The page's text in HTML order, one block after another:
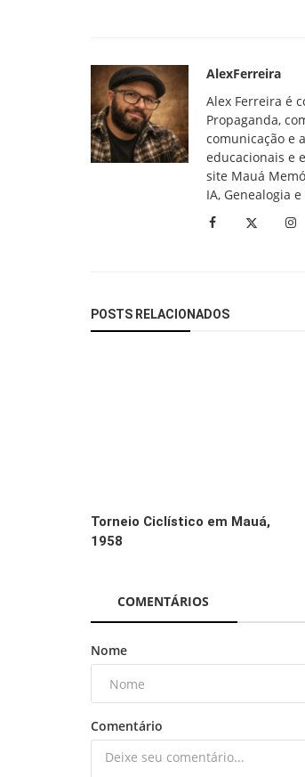
AlexFerreira
Alex Ferreira é
Propaganda,
comunicação e
educacionais e
site Mauá
IA, Genealogia
POSTS RELACIONADOS
Torneio Ciclístico em Mauá,
1958
COMENTÁRIOS
Nome
Comentário
História
Antes e depois:
Batista - Vila São